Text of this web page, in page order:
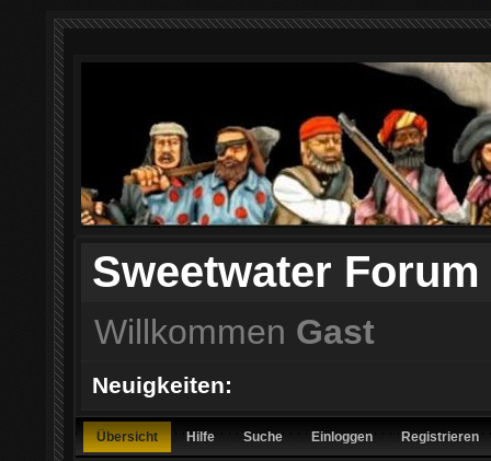
Sweetwater Forum
Willkommen Gast
Neuigkeiten:
Übersicht Hilfe Suche Einloggen Registrieren